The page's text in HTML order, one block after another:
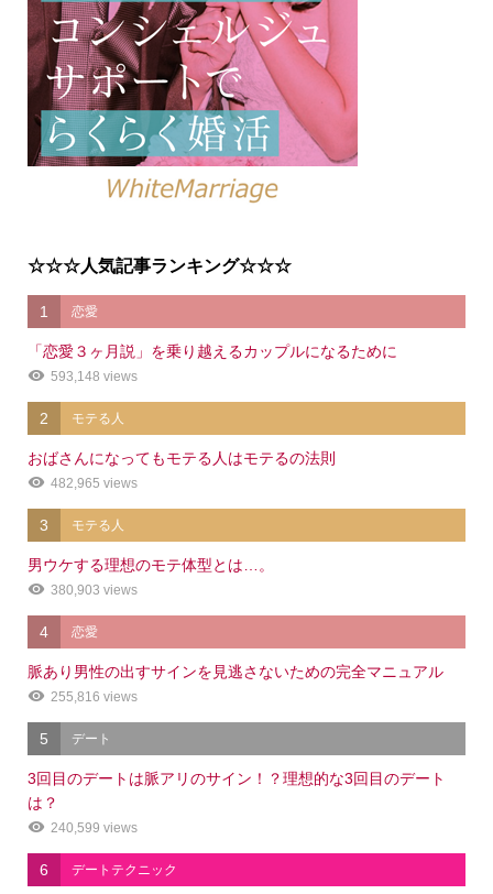
☆☆☆人気記事ランキング☆☆☆
1 恋愛
「恋愛３ヶ月説」を乗り越えるカップルになるために
593,148 views
2 モテる人
おばさんになってもモテる人はモテるの法則
482,965 views
3 モテる人
男ウケする理想のモテ体型とは…。
380,903 views
4 恋愛
脈あり男性の出すサインを見逃さないための完全マニュアル
255,816 views
5 デート
3回目のデートは脈アリのサイン！？理想的な3回目のデート
は？
240,599 views
6 デートテクニック